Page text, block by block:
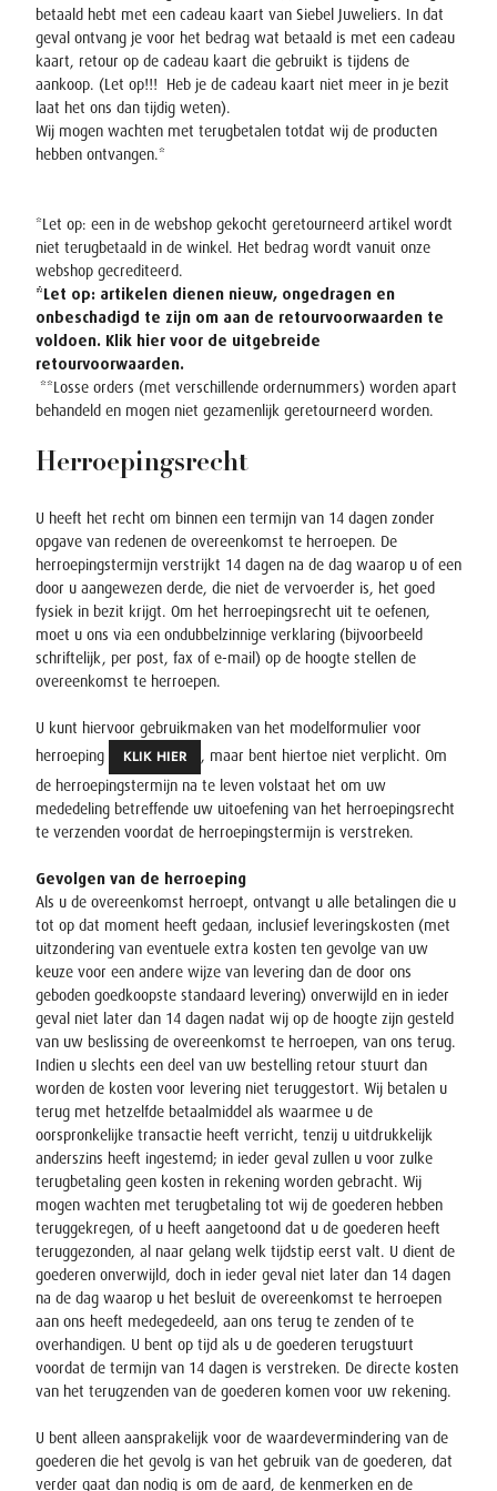
betaald hebt met een cadeau kaart van Siebel Juweliers. In dat
geval ontvang je voor het bedrag wat betaald is met een cadeau
kaart, retour op de cadeau kaart die gebruikt is tijdens de
aankoop. (Let op!!! Heb je de cadeau kaart niet meer in je bezit
laat het ons dan tijdig weten).
Wij mogen wachten met terugbetalen totdat wij de producten
hebben ontvangen.*
*Let op: een in de webshop gekocht geretourneerd artikel wordt
niet terugbetaald in de winkel. Het bedrag wordt vanuit onze
webshop gecrediteerd.
*Let op: artikelen dienen nieuw, ongedragen en
onbeschadigd te zijn om aan de retourvoorwaarden te
voldoen. Klik hier voor de uitgebreide
retourvoorwaarden.
**Losse orders (met verschillende ordernummers) worden apart
behandeld en mogen niet gezamenlijk geretourneerd worden.
Herroepingsrecht
U heeft het recht om binnen een termijn van 14 dagen zonder
opgave van redenen de overeenkomst te herroepen. De
herroepingstermijn verstrijkt 14 dagen na de dag waarop u of een
door u aangewezen derde, die niet de vervoerder is, het goed
fysiek in bezit krijgt. Om het herroepingsrecht uit te oefenen,
moet u ons via een ondubbelzinnige verklaring (bijvoorbeeld
schriftelijk, per post, fax of e-mail) op de hoogte stellen de
overeenkomst te herroepen.
U kunt hiervoor gebruikmaken van het modelformulier voor
herroeping
KLIK HIER
, maar bent hiertoe niet verplicht. Om
de herroepingstermijn na te leven volstaat het om uw
mededeling betreffende uw uitoefening van het herroepingsrecht
te verzenden voordat de herroepingstermijn is verstreken.
Gevolgen van de herroeping
Als u de overeenkomst herroept, ontvangt u alle betalingen die u
tot op dat moment heeft gedaan, inclusief leveringskosten (met
uitzondering van eventuele extra kosten ten gevolge van uw
keuze voor een andere wijze van levering dan de door ons
geboden goedkoopste standaard levering) onverwijld en in ieder
geval niet later dan 14 dagen nadat wij op de hoogte zijn gesteld
van uw beslissing de overeenkomst te herroepen, van ons terug.
Indien u slechts een deel van uw bestelling retour stuurt dan
worden de kosten voor levering niet teruggestort. Wij betalen u
terug met hetzelfde betaalmiddel als waarmee u de
oorspronkelijke transactie heeft verricht, tenzij u uitdrukkelijk
anderszins heeft ingestemd; in ieder geval zullen u voor zulke
terugbetaling geen kosten in rekening worden gebracht. Wij
mogen wachten met terugbetaling tot wij de goederen hebben
teruggekregen, of u heeft aangetoond dat u de goederen heeft
teruggezonden, al naar gelang welk tijdstip eerst valt. U dient de
goederen onverwijld, doch in ieder geval niet later dan 14 dagen
na de dag waarop u het besluit de overeenkomst te herroepen
aan ons heeft medegedeeld, aan ons terug te zenden of te
overhandigen. U bent op tijd als u de goederen terugstuurt
voordat de termijn van 14 dagen is verstreken. De directe kosten
van het terugzenden van de goederen komen voor uw rekening.
U bent alleen aansprakelijk voor de waardevermindering van de
goederen die het gevolg is van het gebruik van de goederen, dat
verder gaat dan nodig is om de aard, de kenmerken en de